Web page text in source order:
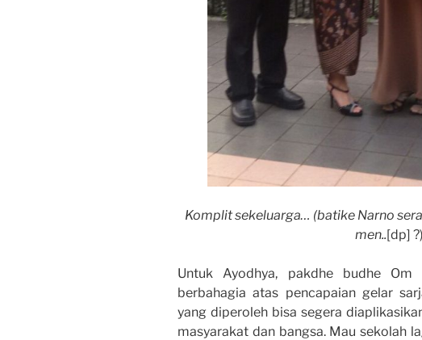
Komplit sekeluarga… (batike Narno
men..[dp] ?)
Untuk Ayodhya, pakdhe budhe
berbahagia atas pencapaian gelar
yang diperoleh bisa segera
masyarakat dan bangsa. Mau sekolah